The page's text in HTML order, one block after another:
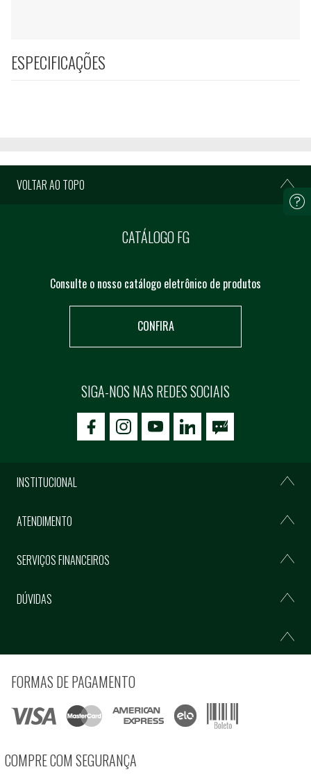
ESPECIFICAÇÕES
VOLTAR AO TOPO
CATÁLOGO FG
Consulte o nosso catálogo eletrônico de produtos
CONFIRA
SIGA-NOS NAS REDES SOCIAIS
icon-facebookicon-social02icon-social03
INSTITUCIONAL
ATENDIMENTO
SERVIÇOS FINANCEIROS
DÚVIDAS
FORMAS DE PAGAMENTO
COMPRE COM SEGURANÇA